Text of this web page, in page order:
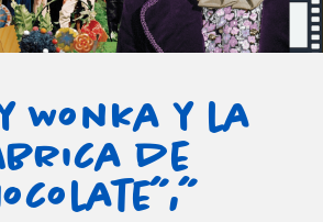
Wonka y la
de